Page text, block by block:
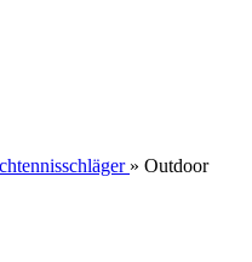
» Outdoor